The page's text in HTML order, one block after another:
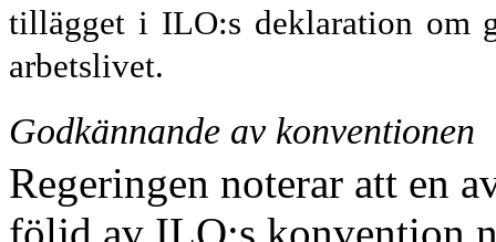
tillägget i ILO:s deklaration om
arbetslivet.
Godkännande av konventionen
Regeringen noterar att en
följd av ILO:s konvention